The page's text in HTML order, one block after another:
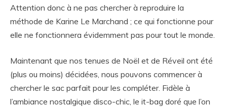
Attention donc à ne pas chercher à reproduire la
méthode de Karine Le Marchand ; ce qui fonctionne pour
elle ne fonctionnera évidemment pas pour tout le monde.
Maintenant que nos tenues de Noël et de Réveil ont été
(plus ou moins) décidées, nous pouvons commencer à
chercher le sac parfait pour les compléter. Fidèle à
l’ambiance nostalgique disco-chic, le it-bag doré que l’on